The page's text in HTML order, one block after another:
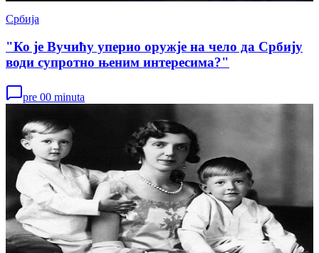
Србија
"Ко је Вучићу уперио оружје на чело да Србију
води супротно њеним интересима?"
pre 00 minuta